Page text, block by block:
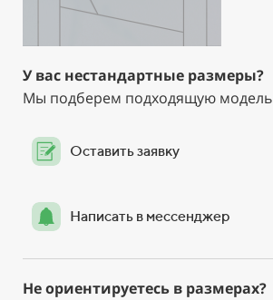
У вас нестандартные размеры?
Мы подберем подходящую модель
Оставить заявку
Написать в мессенджер
Не ориентируетесь в размерах?